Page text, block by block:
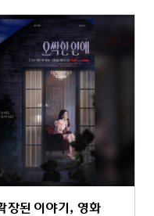
된 이야기, 영화